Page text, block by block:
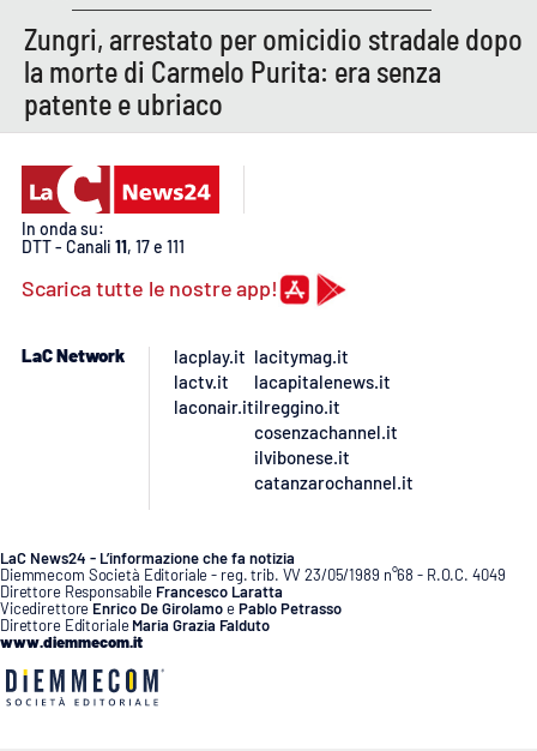
STREAMING
LaC TV
LaC OnAir
EDIZIONI
Catanzaro
Cosenza
Lamezia Terme
Zungri, arrestato per omicidio stradale dopo
la morte di Carmelo Purita: era senza
patente e ubriaco
In onda su:
DTT - Canali 11, 17 e 111
Scarica tutte le nostre app!
LaC Network
lacplay.it
lactv.it
laconair.it
lacitymag.it
lacapitalenews.it
ilreggino.it
cosenzachannel.it
ilvibonese.it
catanzarochannel.it
LaC News24 - L’informazione che fa notizia
Diemmecom Società Editoriale - reg. trib. VV 23/05/1989 n°68 - R.O.C. 4049
Direttore Responsabile Francesco Laratta
Vicedirettore Enrico De GirolamoePablo Petrasso
Direttore Editoriale Maria Grazia Falduto
www.diemmecom.it